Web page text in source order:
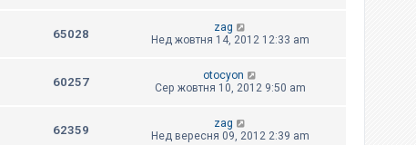
65028
zag
Нед жовтня 14, 2012 12:33 am
60257
otocyon
Сер жовтня 10, 2012 9:50 am
62359
zag
Нед вересня 09, 2012 2:39 am